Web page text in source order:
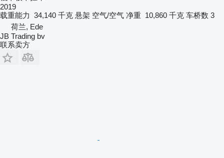
2019
载重能力 34,140 千克 悬架 空气/空气 净重 10,860 千克 车桥数 3
荷兰, Ede
JB Trading bv
联系卖方